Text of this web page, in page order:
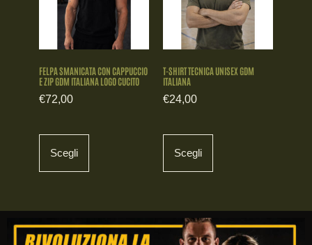
FELPA SMANICATA CON CAPPUCCIO
E ZIP GDM ITALIANA LOGO CUCITO
€72,00
Scegli
T-SHIRT TECNICA UNISEX GDM
ITALIANA
€24,00
Scegli